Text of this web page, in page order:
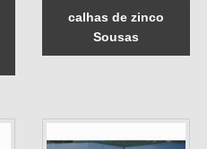
calhas de zinco
Sousas